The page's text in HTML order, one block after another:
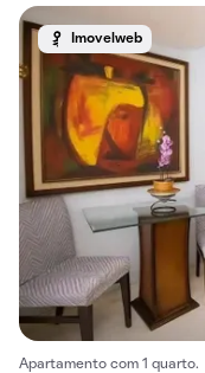
Imovelweb
Apartamento com 1 quarto.